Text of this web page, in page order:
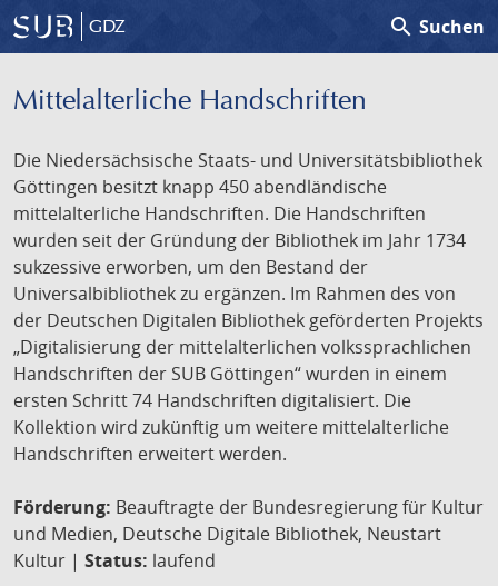
GDZ search Suchen
Mittelalterliche Handschriften
Die Niedersächsische Staats- und Universitätsbibliothek
Göttingen besitzt knapp 450 abendländische
mittelalterliche Handschriften. Die Handschriften
wurden seit der Gründung der Bibliothek im Jahr 1734
sukzessive erworben, um den Bestand der
Universalbibliothek zu ergänzen. Im Rahmen des von
der Deutschen Digitalen Bibliothek geförderten Projekts
„Digitalisierung der mittelalterlichen volkssprachlichen
Handschriften der SUB Göttingen“ wurden in einem
ersten Schritt 74 Handschriften digitalisiert. Die
Kollektion wird zukünftig um weitere mittelalterliche
Handschriften erweitert werden.
Förderung: Beauftragte der Bundesregierung für Kultur
und Medien, Deutsche Digitale Bibliothek, Neustart
Kultur | Status: laufend